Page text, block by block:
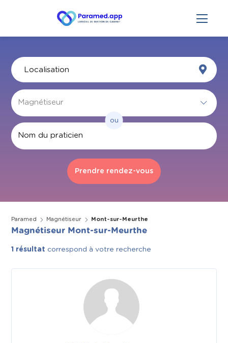
Par nom
ou
Paramed Magnétiseur Mont-sur-Meurthe
Magnétiseur Mont-sur-Meurthe
1 résultat correspond à votre recherche